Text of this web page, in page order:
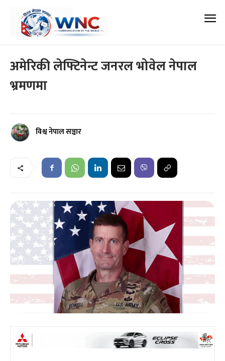
अमेरिकी लेफ्टिनेन्ट जनरल भोवेल नेपाल
भ्रमणमा
विश्व नेपाल सञ्चार